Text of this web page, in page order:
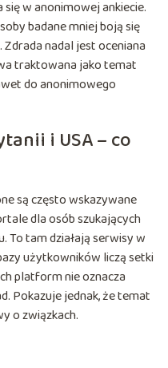
w anonimowej ankiecie.
badane mniej boją się
nadal jest oceniana
traktowana jako temat
do anonimowego
i USA – co
są często wskazywane
dla osób szukających
To tam działają serwisy w
użytkowników liczą setki
platform nie oznacza
Pokazuje jednak, że temat
o związkach.